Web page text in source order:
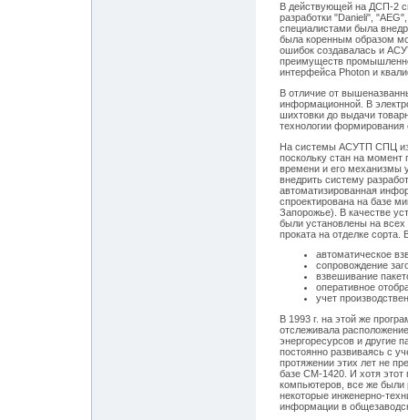
В действующей на ДСП-2
разработки "Danieli",
специалистами была
была коренным образом
ошибок создавалась и
преимуществ
интерфейса Photon и
В отличие от
информационной. В
шихтовки до выдачи
технологии формирования
На системы АСУТП СПЦ
поскольку стан на момент
времени и его механизмы
внедрить систему
автоматизированная
спроектирована на базе
Запорожье). В качестве
были установлены на всех
проката на отделке
автоматическое
сопровождение
взвешивание
оперативное
учет
В 1993 г. на этой же
отслеживала
энергоресурсов и другие
постоянно развиваясь с
протяжении этих лет не
базе СМ-1420. И хотя этот
компьютеров, все же были
некоторые инженерно-
информации в